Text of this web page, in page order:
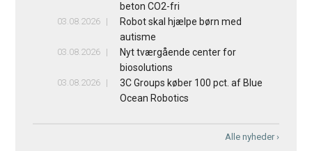
beton CO2-fri
03.08.2026
Robot skal hjælpe børn med
autisme
03.08.2026
Nyt tværgående center for
biosolutions
03.08.2026
3C Groups køber 100 pct. af Blue
Ocean Robotics
Alle nyheder ›